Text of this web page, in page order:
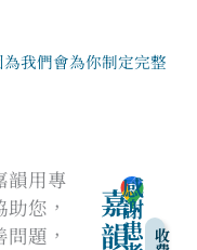
我們會為你制定完整
韻用專
助您​，
問題，
嘉
韻
感
謝
患 收